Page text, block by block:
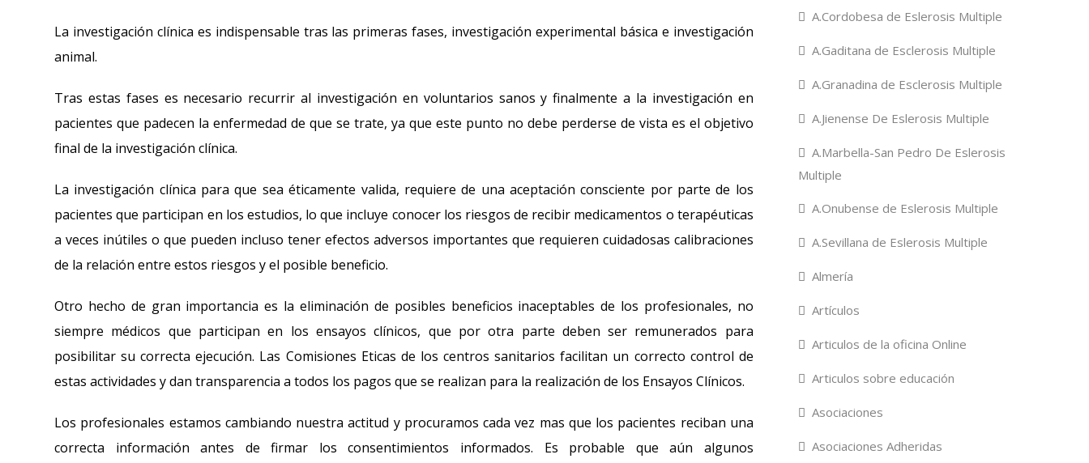
La investigación clínica es indispensable tras las primeras fases, investigación experimental básica e investigación
animal.
Tras estas fases es necesario recurrir al investigación en voluntarios sanos y finalmente a la investigación en
pacientes que padecen la enfermedad de que se trate, ya que este punto no debe perderse de vista es el objetivo
final de la investigación clínica.
La investigación clínica para que sea éticamente valida, requiere de una aceptación consciente por parte de los
pacientes que participan en los estudios, lo que incluye conocer los riesgos de recibir medicamentos o terapéuticas
a veces inútiles o que pueden incluso tener efectos adversos importantes que requieren cuidadosas calibraciones
de la relación entre estos riesgos y el posible beneficio.
Otro hecho de gran importancia es la eliminación de posibles beneficios inaceptables de los profesionales, no
siempre médicos que participan en los ensayos clínicos, que por otra parte deben ser remunerados para
posibilitar su correcta ejecución. Las Comisiones Eticas de los centros sanitarios facilitan un correcto control de
estas actividades y dan transparencia a todos los pagos que se realizan para la realización de los Ensayos Clínicos.
Los profesionales estamos cambiando nuestra actitud y procuramos cada vez mas que los pacientes reciban una
correcta información antes de firmar los consentimientos informados. Es probable que aún algunos
A.Cordobesa de Eslerosis Multiple
A.Gaditana de Esclerosis Multiple
A.Granadina de Esclerosis Multiple
A.Jienense De Eslerosis Multiple
A.Marbella-San Pedro De Eslerosis
Multiple
A.Onubense de Eslerosis Multiple
A.Sevillana de Eslerosis Multiple
Almería
Artículos
Articulos de la oficina Online
Articulos sobre educación
Asociaciones
Asociaciones Adheridas